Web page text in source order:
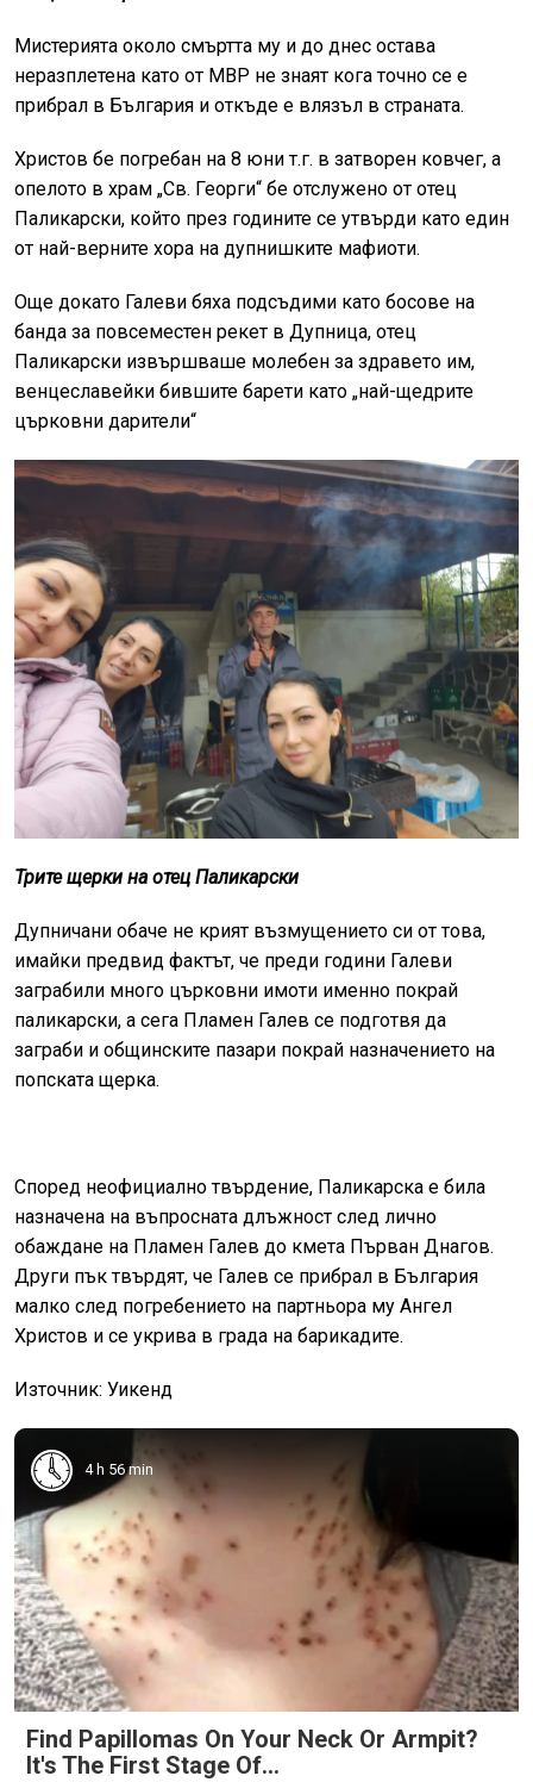
Мистерията около смъртта му и до днес остава
неразплетена като от МВР не знаят кога точно се е
прибрал в България и откъде е влязъл в страната.
Христов бе погребан на 8 юни т.г. в затворен ковчег, а
опелото в храм „Св. Георги“ бе отслужено от отец
Паликарски, който през годините се утвърди като един
от най-верните хора на дупнишките мафиоти.
Още докато Галеви бяха подсъдими като босове на
банда за повсеместен рекет в Дупница, отец
Паликарски извършваше молебен за здравето им,
венцеславейки бившите барети като „най-щедрите
църковни дарители“
Трите щерки на отец Паликарски
Дупничани обаче не крият възмущението си от това,
имайки предвид фактът, че преди години Галеви
заграбили много църковни имоти именно покрай
паликарски, а сега Пламен Галев се подготвя да
заграби и общинските пазари покрай назначението на
попската щерка.
Според неофициално твърдение, Паликарска е била
назначена на въпросната длъжност след лично
обаждане на Пламен Галев до кмета Първан Днагов.
Други пък твърдят, че Галев се прибрал в България
малко след погребението на партньора му Ангел
Христов и се укрива в града на барикадите.
Източник: Уикенд
4 h 56 min
Find Papillomas On Your Neck Or Armpit?
It's The First Stage Of...